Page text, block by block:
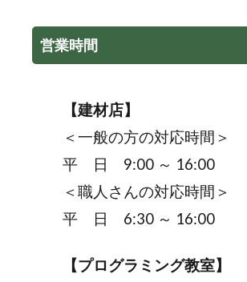
営業時間
【建材店】
＜一般の方の対応時間＞
平 日 9:00 ～ 16:00
＜職人さんの対応時間＞
平 日 6:30 ～ 16:00
【プログラミング教室】